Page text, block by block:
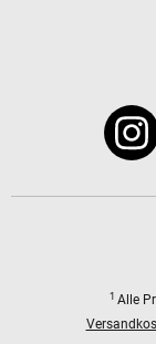
1 Alle